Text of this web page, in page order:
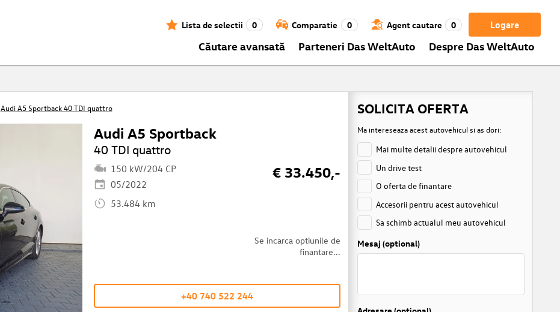
Logare
Lista de selectii 0 Comparatie 0 Agent cautare 0
Căutare avansată Parteneri Das WeltAuto Despre Das WeltAuto
Audi A5 Sportback 40 TDI quattro
Audi A5 Sportback
40 TDI quattro
150 kW/204 CP
05/2022
53.484 km
Se incarca optiunile de
finantare...
€ 33.450,-
+40 740 522 244
SOLICITA OFERTA
Ma intereseaza acest autovehicul si as dori:
Mai multe detalii despre autovehicul
Un drive test
O oferta de finantare
Accesorii pentru acest autovehicul
Sa schimb actualul meu autovehicul
Mesaj (optional)